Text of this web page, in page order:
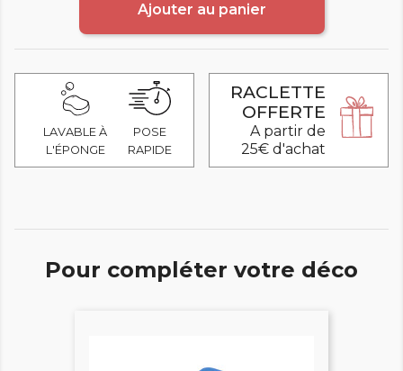
Ajouter au panier
LAVABLE À
L'ÉPONGE
POSE
RAPIDE
RACLETTE
OFFERTE
A partir de
25€ d'achat
Pour compléter votre déco